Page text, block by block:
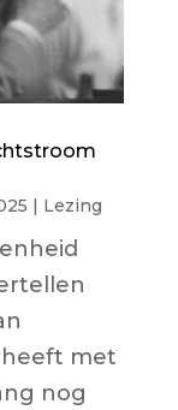
| Lezing
heeft met
nog